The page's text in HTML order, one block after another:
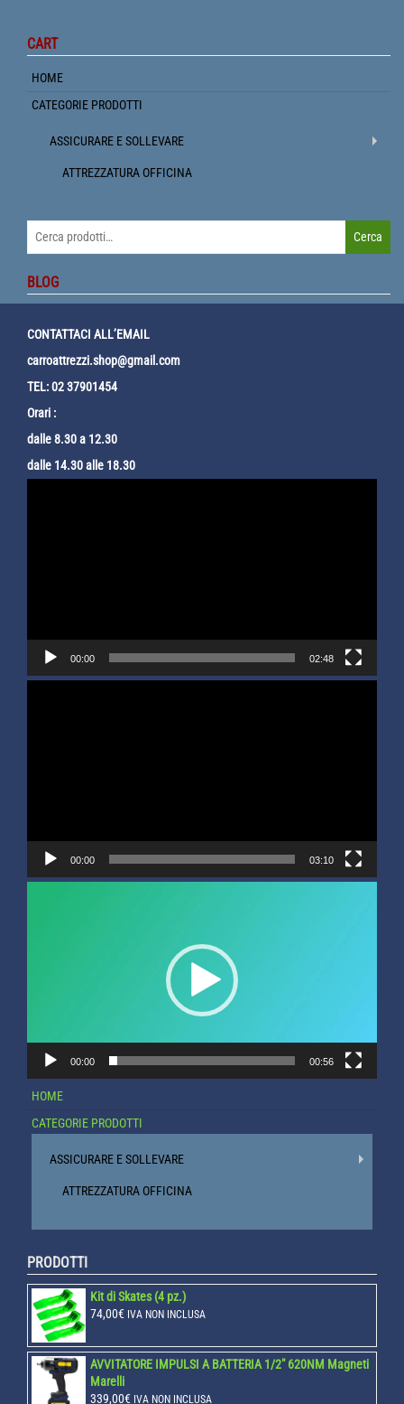
CART
HOME
CATEGORIE PRODOTTI
ASSICURARE E SOLLEVARE
ATTREZZATURA OFFICINA
Cerca
BLOG
CONTATTACI ALL’EMAIL
carroattrezzi.shop@gmail.com
TEL: 02 37901454
Orari :
dalle 8.30 a 12.30
dalle 14.30 alle 18.30
00:00 02:48
00:00 03:10
00:00 00:56
HOME
CATEGORIE PRODOTTI
ASSICURARE E SOLLEVARE
ATTREZZATURA OFFICINA
PRODOTTI
Kit di Skates (4 pz.)
74,00€ IVA NON INCLUSA
AVVITATORE IMPULSI A BATTERIA 1/2" 620NM Magneti
Marelli
339,00€ IVA NON INCLUSA